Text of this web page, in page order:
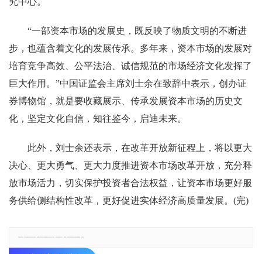
“一部资本市场的发展史，既反映了物质文明的不断进
步，也蕴含着文化的发展传承。多年来，资本市场的发展对
培育竞争高效、公平法治、诚信规范的市场经济文化发挥了
巨大作用。”中国证监会主席刘士余在致辞中表示，创办证
券博物馆，就是要收藏展示、传承发展资本市场的历史文
化，坚定文化自信，知往鉴今，启迪未来。
此外，刘士余还表示，在改革开放新征程上，将以更大
决心、更大勇气、更大力度推进资本市场改革开放，充分释
放市场活力，切实保护投资者合法权益，让资本市场更好服
务供给侧结构性改革，更好促进实体经济高质量发展。(完)